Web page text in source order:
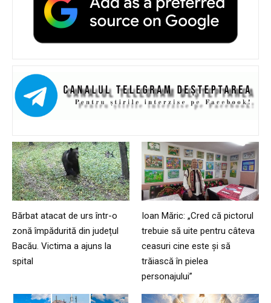
Bărbat atacat de urs într-o
zonă împădurită din județul
Bacău. Victima a ajuns la
spital
Ioan Măric: „Cred că pictorul
trebuie să uite pentru câteva
ceasuri cine este și să
trăiască în pielea
personajului”